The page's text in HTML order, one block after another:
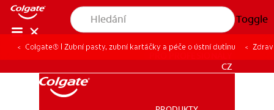
Toggle
CZ
Colgate® | Zubní pasty, zubní kartáčky a péče o ústní dutinu